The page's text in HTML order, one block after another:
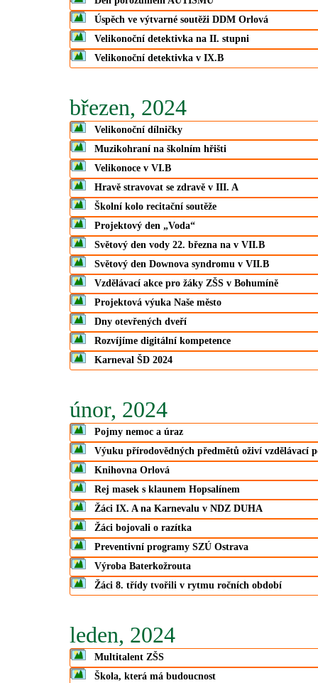
Úspěch ve výtvarné soutěži DDM Orlová
Velikonoční detektivka na II. stupni
Velikonoční detektivka v IX.B
březen, 2024
Velikonoční dílničky
Muzikohraní na školním hřišti
Velikonoce v VI.B
Hravě stravovat se zdravě v III. A
Školní kolo recitační soutěže
Projektový den „Voda“
Světový den vody 22. března na v VII.B
Světový den Downova syndromu v VII.B
Vzdělávací akce pro žáky ZŠS v Bohumíně
Projektová výuka Naše město
Dny otevřených dveří
Rozvíjíme digitální kompetence
Karneval ŠD 2024
únor, 2024
Pojmy nemoc a úraz
Výuku přírodovědných předmětů oživí vzdělávací
Knihovna Orlová
Rej masek s klaunem Hopsalínem
Žáci IX. A na Karnevalu v NDZ DUHA
Žáci bojovali o razítka
Preventivní programy SZÚ Ostrava
Výroba Baterkožrouta
Žáci 8. třídy tvořili v rytmu ročních období
leden, 2024
Multitalent ZŠS
Škola, která má budoucnost